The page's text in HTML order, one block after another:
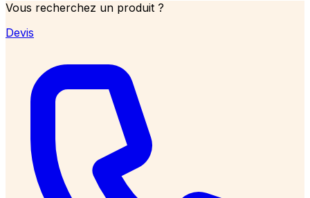
Vous recherchez un produit ?
Devis